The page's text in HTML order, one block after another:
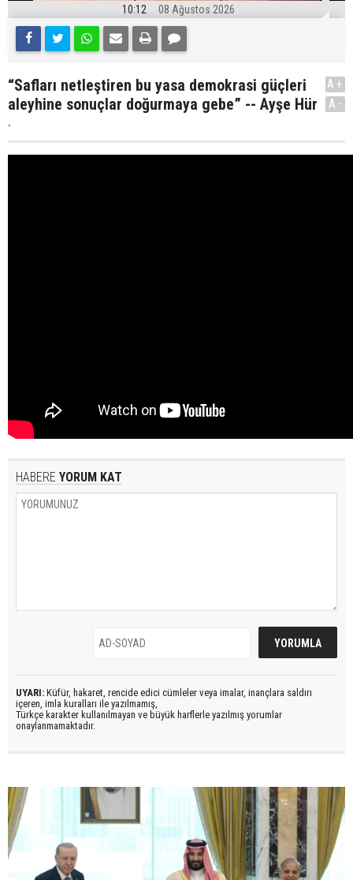
10:12 08 Ağustos 2026
“Safları netleştiren bu yasa demokrasi güçleri
aleyhine sonuçlar doğurmaya gebe” -- Ayşe Hür
.
A+
A-
HABERE YORUM KAT
UYARI: Küfür, hakaret, rencide edici cümleler veya imalar, inançlara saldırı
içeren, imla kuralları ile yazılmamış,
Türkçe karakter kullanılmayan ve büyük harflerle yazılmış yorumlar
onaylanmamaktadır.